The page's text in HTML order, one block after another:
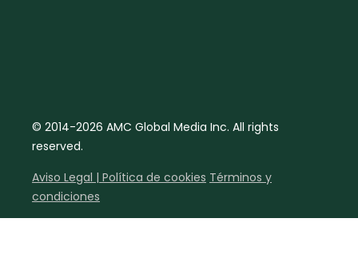
© 2014-2026 AMC Global Media Inc. All rights
reserved.
Aviso Legal | Política de cookies Términos y
condiciones